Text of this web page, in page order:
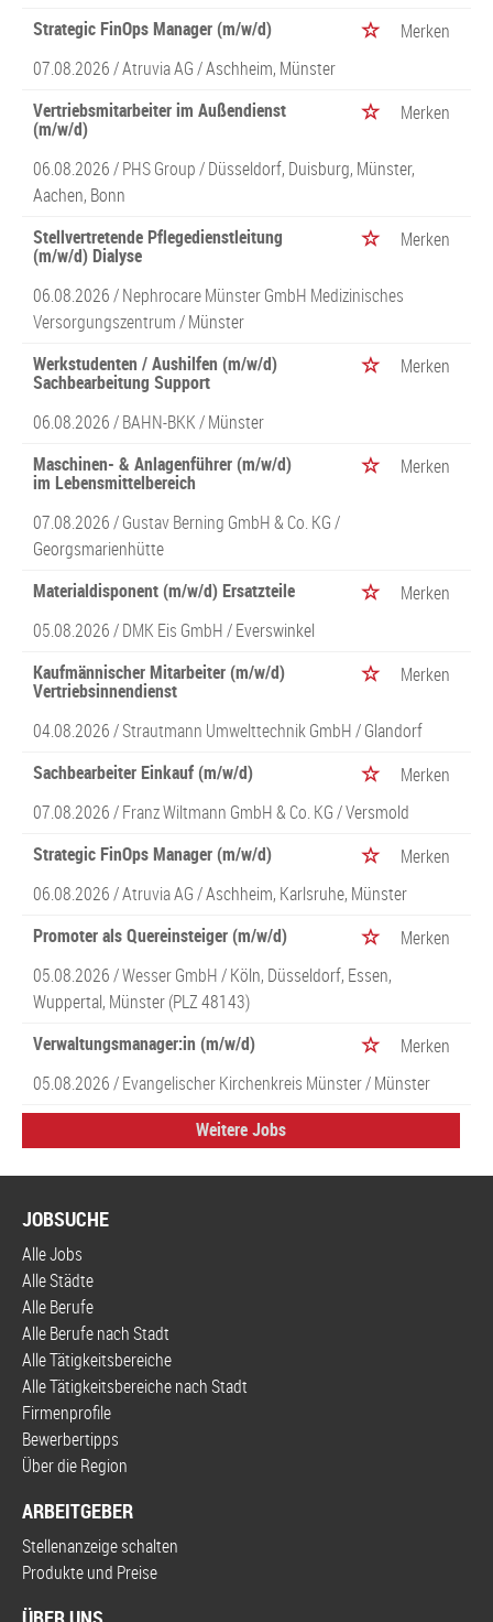
Strategic FinOps Manager (m/w/d)
Merken
07.08.2026 /Atruvia AG/ Aschheim, Münster
Vertriebsmitarbeiter im Außendienst
(m/w/d)
Merken
06.08.2026 /PHS Group/ Düsseldorf, Duisburg, Münster,
Aachen, Bonn
Stellvertretende Pflegedienstleitung
(m/w/d) Dialyse
Merken
06.08.2026 /Nephrocare Münster GmbH Medizinisches
Versorgungszentrum/ Münster
Werkstudenten / Aushilfen (m/w/d)
Sachbearbeitung Support
Merken
06.08.2026 /BAHN-BKK/ Münster
Maschinen- & Anlagenführer (m/w/d)
im Lebensmittelbereich
Merken
07.08.2026 /Gustav Berning GmbH & Co. KG/
Georgsmarienhütte
Materialdisponent (m/w/d) Ersatzteile
Merken
05.08.2026 /DMK Eis GmbH/ Everswinkel
Kaufmännischer Mitarbeiter (m/w/d)
Vertriebsinnendienst
Merken
04.08.2026 /Strautmann Umwelttechnik GmbH/ Glandorf
Sachbearbeiter Einkauf (m/w/d)
Merken
07.08.2026 /Franz Wiltmann GmbH & Co. KG/ Versmold
Strategic FinOps Manager (m/w/d)
Merken
06.08.2026 /Atruvia AG/ Aschheim, Karlsruhe, Münster
Promoter als Quereinsteiger (m/w/d)
Merken
05.08.2026 /Wesser GmbH/ Köln, Düsseldorf, Essen,
Wuppertal, Münster (PLZ 48143)
Verwaltungsmanager:in (m/w/d)
Merken
05.08.2026 /Evangelischer Kirchenkreis Münster/ Münster
Weitere Jobs
JOBSUCHE
Alle Jobs
Alle Städte
Alle Berufe
Alle Berufe nach Stadt
Alle Tätigkeitsbereiche
Alle Tätigkeitsbereiche nach Stadt
Firmenprofile
Bewerbertipps
Über die Region
ARBEITGEBER
Stellenanzeige schalten
Produkte und Preise